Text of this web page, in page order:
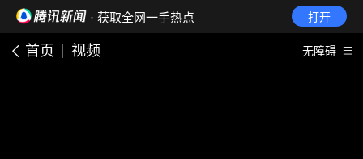
· 获取全网一手热点 打开
首页 视频 无障碍